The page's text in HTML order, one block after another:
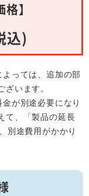
】
込)
っては、追加の部
います。
が別途必要になり
て、「製品の延長
別途費用がかかり